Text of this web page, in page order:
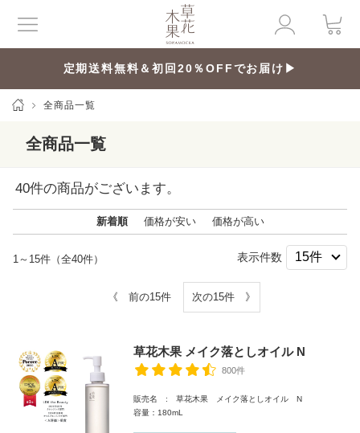
定期送料無料＆初回20％OFFでお届け▶
全商品一覧
全商品一覧
40件の商品がございます。
新着順 価格が安い 価格が高い
1～15件（全40件） 表示件数
《 前の15件 次の15件 》
草花木果 メイク落としオイル N
800件
販売名 : 草花木果 メイク落としオイル N
容量：180mL